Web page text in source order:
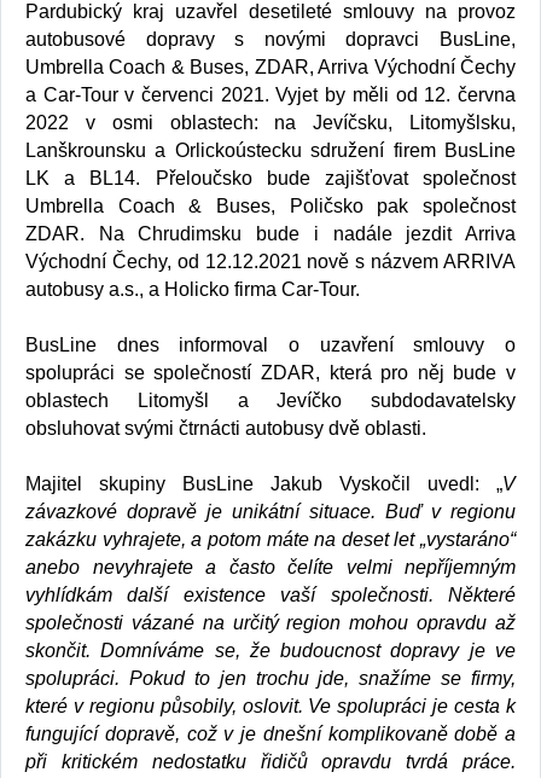
Pardubický kraj uzavřel desetileté smlouvy na provoz
autobusové dopravy s novými dopravci BusLine,
Umbrella Coach & Buses, ZDAR, Arriva Východní Čechy
a Car-Tour v červenci 2021. Vyjet by měli od 12. června
2022 v osmi oblastech: na Jevíčsku, Litomyšlsku,
Lanškrounsku a Orlickoústecku sdružení firem BusLine
LK a BL14. Přeloučsko bude zajišťovat společnost
Umbrella Coach & Buses, Poličsko pak společnost
ZDAR. Na Chrudimsku bude i nadále jezdit Arriva
Východní Čechy, od 12.12.2021 nově s názvem ARRIVA
autobusy a.s., a Holicko firma Car-Tour.
BusLine dnes informoval o uzavření smlouvy o
spolupráci se společností ZDAR, která pro něj bude v
oblastech Litomyšl a Jevíčko subdodavatelsky
obsluhovat svými čtrnácti autobusy dvě oblasti.
Majitel skupiny BusLine Jakub Vyskočil uvedl: „V
závazkové dopravě je unikátní situace. Buď v regionu
zakázku vyhrajete, a potom máte na deset let „vystaráno“
anebo nevyhrajete a často čelíte velmi nepříjemným
vyhlídkám další existence vaší společnosti. Některé
společnosti vázané na určitý region mohou opravdu až
skončit. Domníváme se, že budoucnost dopravy je ve
spolupráci. Pokud to jen trochu jde, snažíme se firmy,
které v regionu působily, oslovit. Ve spolupráci je cesta k
fungující dopravě, což v je dnešní komplikovaně době a
při kritickém nedostatku řidičů opravdu tvrdá práce.